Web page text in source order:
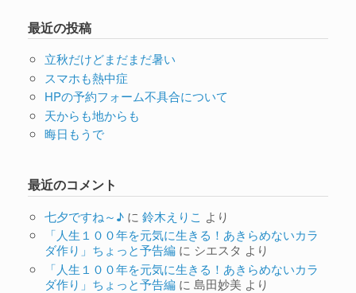
最近の投稿
立秋だけどまだまだ暑い
スマホも熱中症
HPの予約フォーム不具合について
天からも地からも
晦日もうで
最近のコメント
七夕ですね～♪に 鈴木えりこ より
「人生１００年を元気に生きる！あきらめないカラ
ダ作り」ちょっと予告編に シエスタ より
「人生１００年を元気に生きる！あきらめないカラ
ダ作り」ちょっと予告編に 島田妙美 より